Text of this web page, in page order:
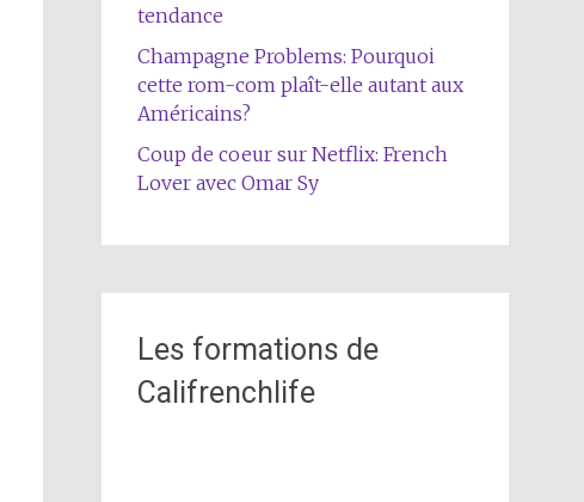
tendance
Champagne Problems: Pourquoi
cette rom-com plaît-elle autant aux
Américains?
Coup de coeur sur Netflix: French
Lover avec Omar Sy
Les formations de
Califrenchlife